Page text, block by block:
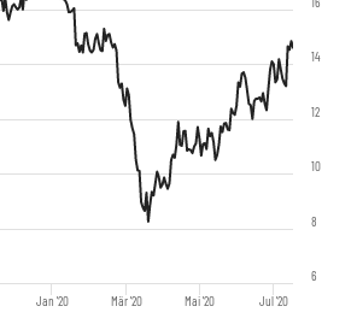
Jan '20 Mär '20 Mai '20 Jul '20
6
8
10
12
14